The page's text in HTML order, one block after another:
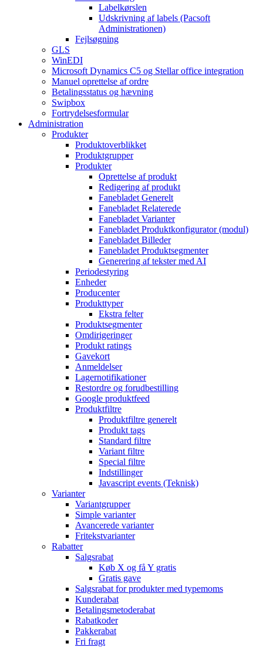
Labelkørslen
Udskrivning af labels (Pacsoft
Administrationen)
Fejlsøgning
GLS
WinEDI
Microsoft Dynamics C5 og Stellar office integration
Manuel oprettelse af ordre
Betalingsstatus og hævning
Swipbox
Fortrydelsesformular
Administration
Produkter
Produktoverblikket
Produktgrupper
Produkter
Oprettelse af produkt
Redigering af produkt
Fanebladet Generelt
Fanebladet Relaterede
Fanebladet Varianter
Fanebladet Produktkonfigurator (modul)
Fanebladet Billeder
Fanebladet Produktsegmenter
Generering af tekster med AI
Periodestyring
Enheder
Producenter
Produkttyper
Ekstra felter
Produktsegmenter
Omdirigeringer
Produkt ratings
Gavekort
Anmeldelser
Lagernotifikationer
Restordre og forudbestilling
Google produktfeed
Produktfiltre
Produktfiltre generelt
Produkt tags
Standard filtre
Variant filtre
Special filtre
Indstillinger
Javascript events (Teknisk)
Varianter
Variantgrupper
Simple varianter
Avancerede varianter
Fritekstvarianter
Rabatter
Salgsrabat
Køb X og få Y gratis
Gratis gave
Salgsrabat for produkter med typemoms
Kunderabat
Betalingsmetoderabat
Rabatkoder
Pakkerabat
Fri fragt